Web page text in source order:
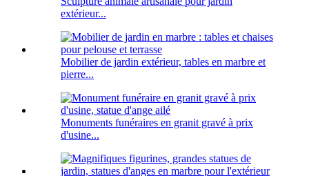
extérieur...
Mobilier de jardin extérieur, tables en marbre et
pierre...
Monuments funéraires en granit gravé à prix
d'usine...